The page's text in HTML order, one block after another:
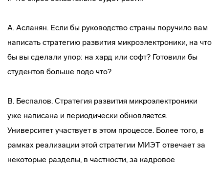
А. Асланян. Если бы руководство страны поручило вам
написать стратегию развития микроэлектроники, на что
бы вы сделали упор: на хард или софт? Готовили бы
студентов больше подо что?
В. Беспалов. Стратегия развития микроэлектроники
уже написана и периодически обновляется.
Университет участвует в этом процессе. Более того, в
рамках реализации этой стратегии МИЭТ отвечает за
некоторые разделы, в частности, за кадровое